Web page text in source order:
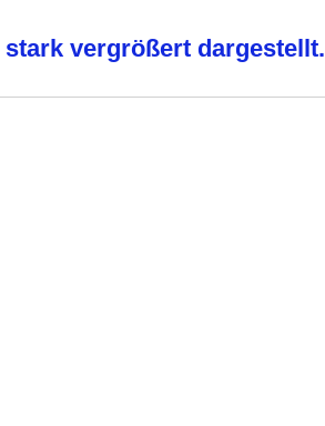
stark vergrößertdargestellt.